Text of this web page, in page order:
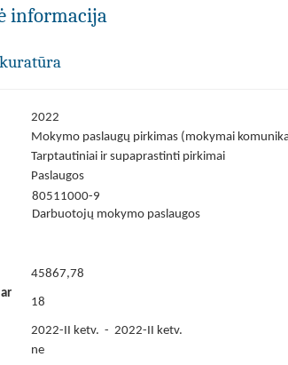
informacija
2022
Mokymo paslaugų pirkimas (mokymai
Tarptautiniai ir supaprastinti pirkimai
Paslaugos
80511000-9
Darbuotojų mokymo paslaugos
45867,78
18
2022-II ketv. - 2022-II ketv.
ne